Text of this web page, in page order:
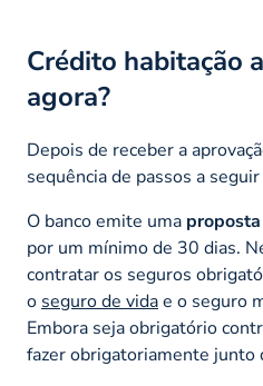
Crédito habitação
agora?
Depois de receber a
sequência de passos a
O banco emite uma
por um mínimo de 30 dias.
contratar os seguros
o seguro de vidae o seguro
Embora seja obrigatório
fazer obrigatoriamente junto